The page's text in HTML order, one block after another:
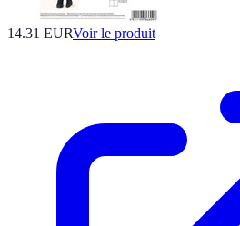
14.31 EURVoir le produit